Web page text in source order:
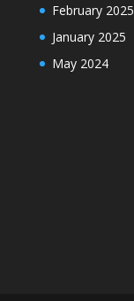
February 2025
January 2025
May 2024